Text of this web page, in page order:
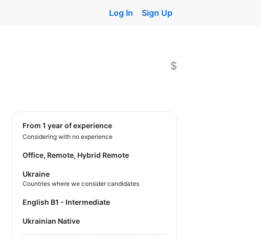
Log In Sign Up
$
from 1 year of experience
Considering with no experience
Office, Remote, Hybrid Remote
Ukraine
Countries where we consider candidates
English B1 - Intermediate
Ukrainian Native